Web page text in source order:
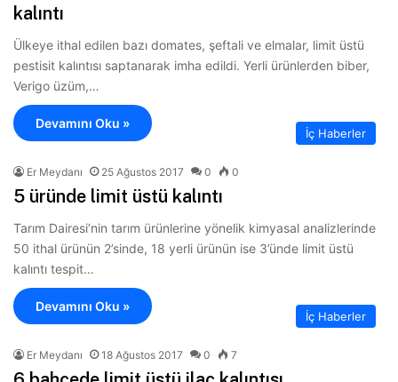
kalıntı
Ülkeye ithal edilen bazı domates, şeftali ve elmalar, limit üstü
pestisit kalıntısı saptanarak imha edildi. Yerli ürünlerden biber,
Verigo üzüm,…
Devamını Oku »
İç Haberler
Er Meydanı 25 Ağustos 2017 0 0
5 üründe limit üstü kalıntı
Tarım Dairesi’nin tarım ürünlerine yönelik kimyasal analizlerinde
50 ithal ürünün 2’sinde, 18 yerli ürünün ise 3’ünde limit üstü
kalıntı tespit…
Devamını Oku »
İç Haberler
Er Meydanı 18 Ağustos 2017 0 7